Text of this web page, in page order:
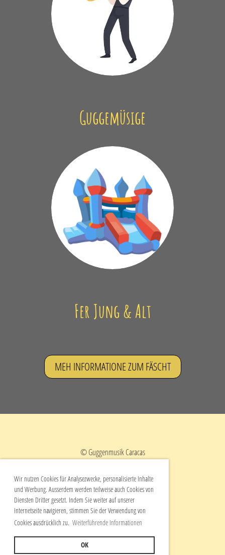
Wir nutzen Cookies für Analysezwecke, personalisierte Inhalte
und Werbung. Ausserdem werden teilweise auch Cookies von
Diensten Dritter gesetzt. Indem Sie weiter auf unserer
Internetseite navigieren, stimmen Sie der Verwendung von
Cookies ausdrücklich zu. Weiterführende Informationen
OK
Guggemüsige
Fer Jung & Alt
MEH INFORMATIONE ZUM FÄSCHT
© Guggenmusik Caracas
3900 Brig
Impressum